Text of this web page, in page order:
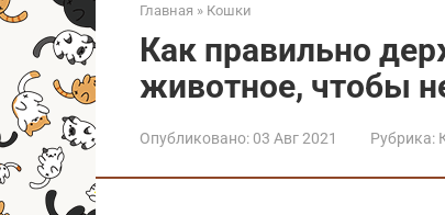
Главная » Кошки
Как правильно
животное, чтобы
Опубликовано: 03 Авг 2021 Рубрика: